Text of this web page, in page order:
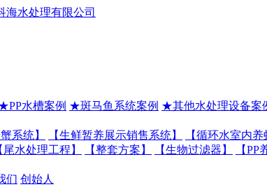
水槽案例 ★斑马鱼系统案例 ★其他水处理设备案
系统】 【生鲜暂养展示销售系统】 【循环水室内养
尾水处理工程】 【整套方案】 【生物过滤器】 【PP
们 创始人